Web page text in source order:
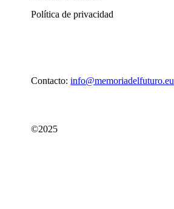
Política de privacidad
Contacto:info@memoriadelfuturo.eu
©2025